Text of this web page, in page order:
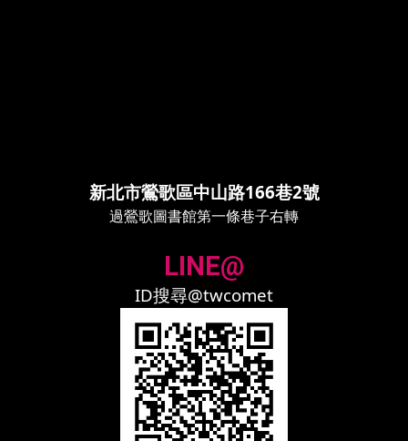
新北市鶯歌區中山路166巷2號
過鶯歌圖書館第一條巷子右轉
LINE@
ID搜尋@twcomet